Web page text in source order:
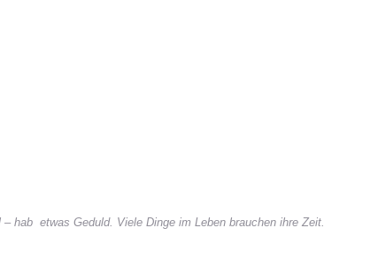
hab etwas Geduld. Viele Dinge im Leben brauchen ihre Zeit.